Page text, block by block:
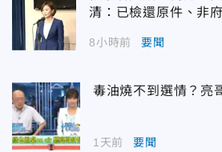
清：已檢還原件、非
8小時前 要聞
毒油燒不到選情？亮
1天前 要聞